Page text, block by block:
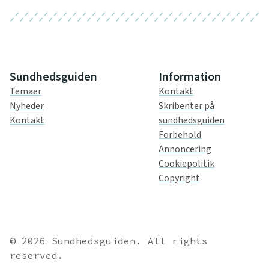
Sundhedsguiden
Temaer
Nyheder
Kontakt
Information
Kontakt
Skribenter på
sundhedsguiden
Forbehold
Annoncering
Cookiepolitik
Copyright
© 2026 Sundhedsguiden. All rights
reserved.